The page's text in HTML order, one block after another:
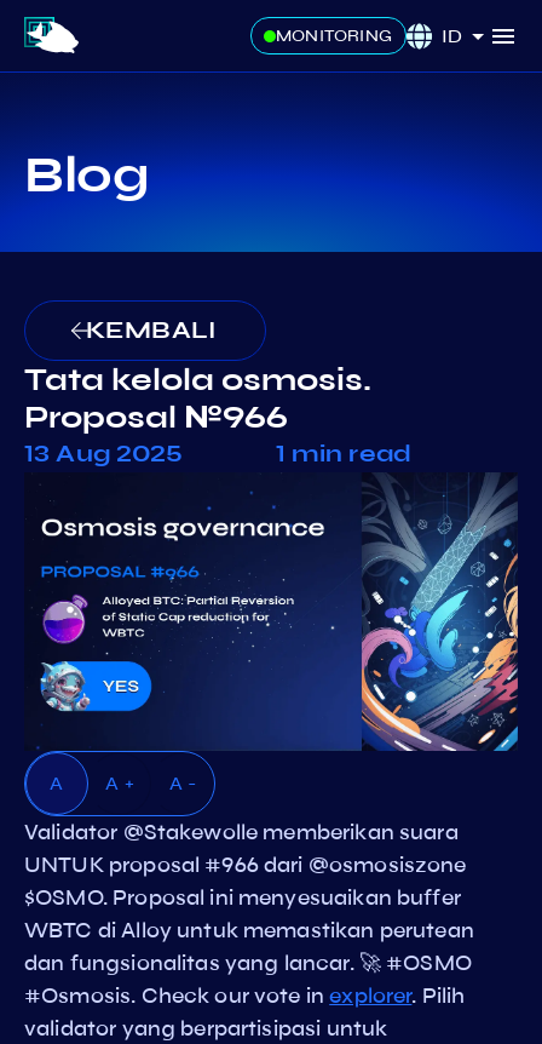
MONITORING ID
Blog
KEMBALI
Tata kelola osmosis.
Proposal №966
13 Aug 2025 1 min read
A A + A -
Validator @Stakewolle memberikan suara
UNTUK proposal #966 dari @osmosiszone
$OSMO. Proposal ini menyesuaikan buffer
WBTC di Alloy untuk memastikan perutean
dan fungsionalitas yang lancar. 🚀 #OSMO
#Osmosis. Check our vote inexplorer. Pilih
validator yang berpartisipasi untuk